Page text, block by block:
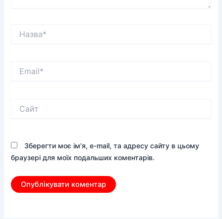
Зберегти моє ім'я, e-mail, та адресу сайту в цьому
браузері для моїх подальших коментарів.